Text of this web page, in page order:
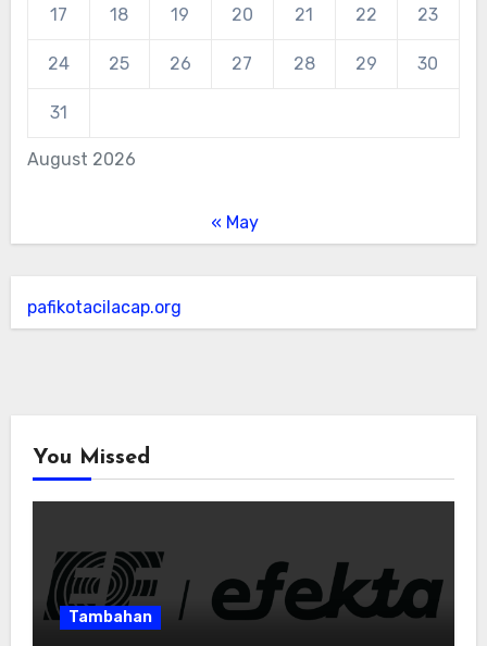
August 2026
17 18 19 20 21 22 23
24 25 26 27 28 29 30
31
« May
pafikotacilacap.org
You Missed
Tambahan